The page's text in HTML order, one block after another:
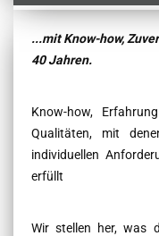
Contenu
...mit Know-how,
40 Jahren.
Know-how,
Qualitäten, mit
individuellen
erfüllt
Wir stellen her, was